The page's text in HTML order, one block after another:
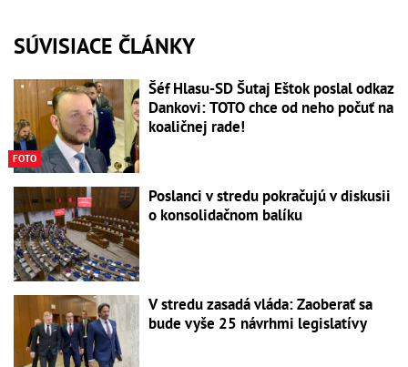
SÚVISIACE ČLÁNKY
FOTO
Šéf Hlasu-SD Šutaj Eštok poslal odkaz
Dankovi: TOTO chce od neho počuť na
koaličnej rade!
Poslanci v stredu pokračujú v diskusii
o konsolidačnom balíku
V stredu zasadá vláda: Zaoberať sa
bude vyše 25 návrhmi legislatívy